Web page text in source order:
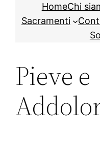
HomeChi
Sacramenti
Pieve e